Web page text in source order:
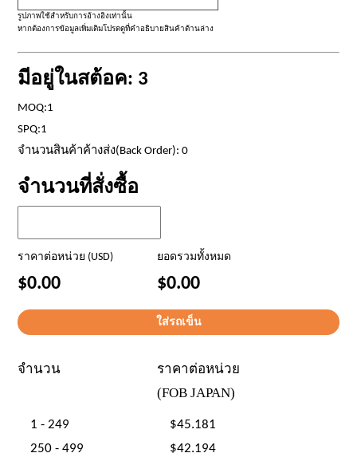
รูปภาพใช้สำหรับการอ้างอิงเท่านั้น
หากต้องการข้อมูลเพิ่มเติมโปรดดูที่คำอธิบายสินค้าด้านล่าง
มีอยู่ในสต้อค: 3
MOQ:1
SPQ:1
จำนวนสินค้าค้างส่ง(Back Order): 0
จำนวนที่สั่งซื้อ
ราคาต่อหน่วย (USD) ยอดรวมทั้งหมด
$0.00 $0.00
จำนวน
ราคาต่อหน่วย
(FOB JAPAN)
1 - 249
$45.181
250 - 499
$42.194